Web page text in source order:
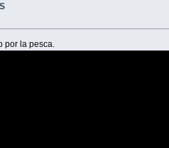
por la pesca.